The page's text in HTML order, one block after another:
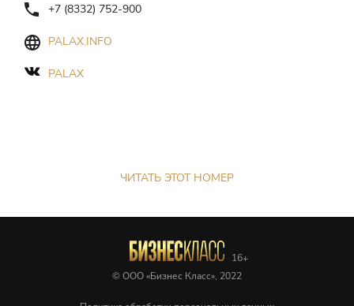
+7 (8332) 752-900
PALAX.INFO
PALAX
ЧИТАТЬ ЭТОТ НОМЕР
© ООО «Бизнес Класс», 2022